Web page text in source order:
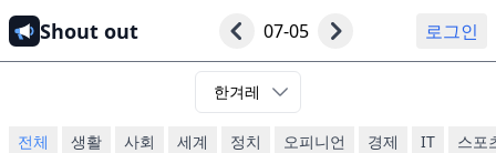
Shout out 07-05 로그인
한겨레
전체 생활 사회 세계 정치 오피니언 경제 IT 스포